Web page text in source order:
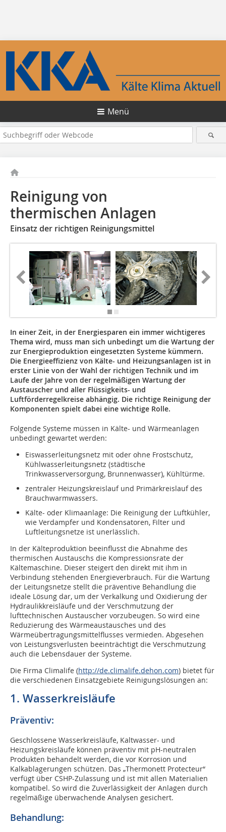
Menü
Reinigung von
thermischen Anlagen
Einsatz der richtigen Reinigungsmittel
In einer Zeit, in der Energiesparen ein immer wichtigeres
Thema wird, muss man sich unbedingt um die Wartung der
zur Energieproduktion eingesetzten Systeme kümmern.
Die Energieeffizienz von Kälte- und Heizungsanlagen ist in
erster Linie von der Wahl der richtigen Technik und im
Laufe der Jahre von der regelmäßigen Wartung der
Austauscher und aller Flüssigkeits- und
Luftförderregelkreise abhängig. Die richtige Reinigung der
Komponenten spielt dabei eine wichtige Rolle.
Folgende Systeme müssen in Kälte- und Wärmeanlagen
unbedingt gewartet werden:
Eiswasserleitungsnetz mit oder ohne Frostschutz,
Kühlwasserleitungsnetz (städtische
Trinkwasserversorgung, Brunnenwasser), Kühltürme.
zentraler Heizungskreislauf und Primärkreislauf des
Brauchwarmwassers.
Kälte- oder Klimaanlage: Die Reinigung der Luftkühler,
wie Verdampfer und Kondensatoren, Filter und
Luftleitungsnetze ist unerlässlich.
In der Kälteproduktion beeinflusst die Abnahme des
thermischen Austauschs die Kompressionsrate der
Kältemaschine. Dieser steigert den direkt mit ihm in
Verbindung stehenden Energieverbrauch. Für die Wartung
der Leitungsnetze stellt die präventive Behandlung die
ideale Lösung dar, um der Verkalkung und Oxidierung der
Hydraulikkreisläufe und der Verschmutzung der
lufttechnischen Austauscher vorzubeugen. So wird eine
Reduzierung des Wärmeaustausches und des
Wärmeübertragungsmittelflusses vermieden. Abgesehen
von Leistungsverlusten beeinträchtigt die Verschmutzung
auch die Lebensdauer der Systeme.
Die Firma Climalife (http://de.climalife.dehon.com) bietet für
die verschiedenen Einsatzgebiete Reinigungslösungen an:
1. Wasserkreisläufe
Präventiv:
Geschlossene Wasserkreisläufe, Kaltwasser- und
Heizungskreisläufe können präventiv mit pH-neutralen
Produkten behandelt werden, die vor Korrosion und
Kalkablagerungen schützen. Das „Thermonett Protecteur“
verfügt über CSHP-Zulassung und ist mit allen Materialien
kompatibel. So wird die Zuverlässigkeit der Anlagen durch
regelmäßige überwachende Analysen gesichert.
Behandlung: